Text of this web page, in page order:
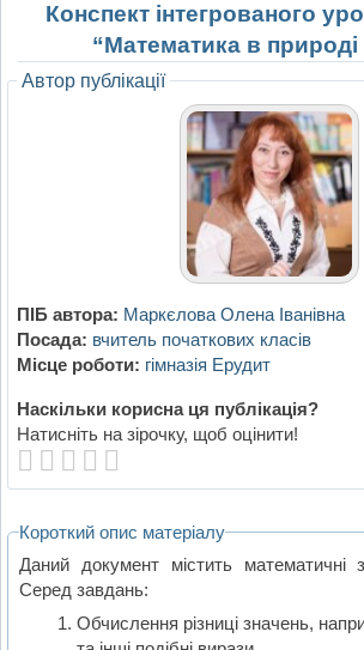
Конспект інтегрованого
“Математика в природі
Автор публікації
ПІБ автора: Маркєлова Олена Іванівна
Посада: вчитель початкових класів
Місце роботи: гімназія Ерудит
Наскільки корисна ця публікація?
Натисніть на зірочку, щоб оцінити!
Короткий опис матеріалу
Даний документ містить математичні
Серед завдань:
Обчислення різниці значень,